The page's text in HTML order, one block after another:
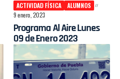
ACTIVIDAD FÍSICA
ALUMNOS
9 enero, 2023
Programa Al Aire Lunes
09 de Enero 2023